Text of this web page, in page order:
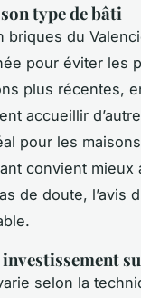
type de bâti
briques du
pour éviter les
plus récentes,
accueillir
pour les
convient mieux
de doute, l’avis
selon la